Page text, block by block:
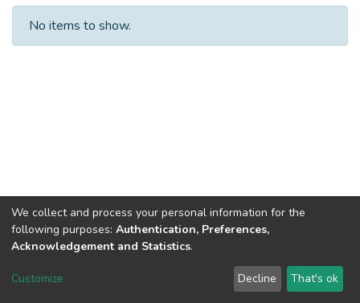
No items to show.
Dspace & Volodymyr Dahl East Ukrainian National University
LYRASIS
Send Feedback
We collect and process your personal information for the
following purposes: Authentication, Preferences,
Acknowledgement and Statistics.
Customize Decline That's ok